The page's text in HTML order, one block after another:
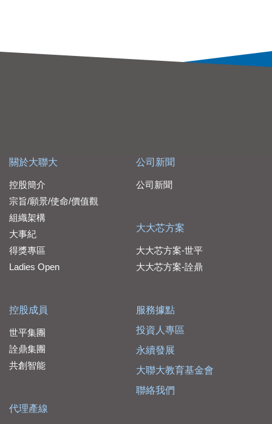
關於大聯大
控股簡介
宗旨/願景/使命/價值觀
組織架構
大事紀
得獎專區
Ladies Open
控股成員
世平集團
詮鼎集團
共創智能
代理產線
公司新聞
公司新聞
大大芯方案
大大芯方案-世平
大大芯方案-詮鼎
服務據點
投資人專區
永續發展
大聯大教育基金會
聯絡我們